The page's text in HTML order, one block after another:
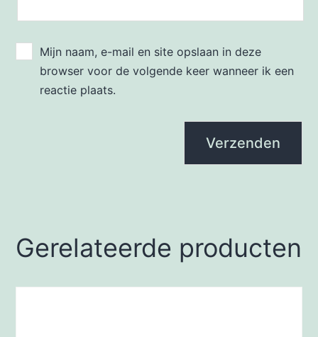
Mijn naam, e-mail en site opslaan in deze
browser voor de volgende keer wanneer ik een
reactie plaats.
Gerelateerde producten